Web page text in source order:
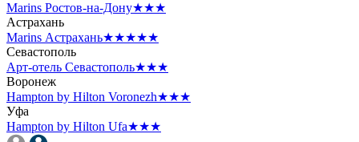
Marins Ростов-на-Дону★★★
Астрахань
Marins Астрахань★★★★★
Севастополь
Арт-отель Севастополь★★★
Воронеж
Hampton by Hilton Voronezh★★★
Уфа
Hampton by Hilton Ufa★★★